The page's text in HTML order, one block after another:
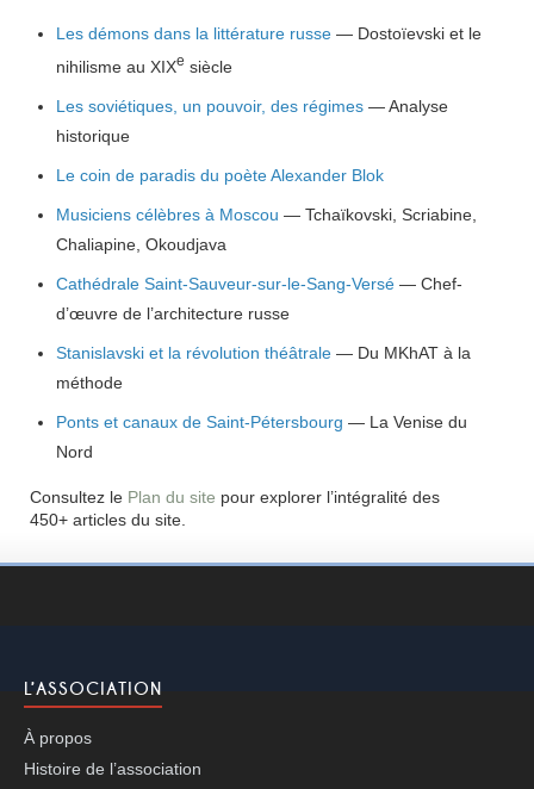
Les démons dans la littérature russe — Dostoïevski et le
nihilisme au XIXe siècle
Les soviétiques, un pouvoir, des régimes — Analyse
historique
Le coin de paradis du poète Alexander Blok
Musiciens célèbres à Moscou — Tchaïkovski, Scriabine,
Chaliapine, Okoudjava
Cathédrale Saint-Sauveur-sur-le-Sang-Versé — Chef-
d’œuvre de l’architecture russe
Stanislavski et la révolution théâtrale — Du MKhAT à la
méthode
Ponts et canaux de Saint-Pétersbourg — La Venise du
Nord
Consultez le Plan du site pour explorer l’intégralité des
450+ articles du site.
L’ASSOCIATION
À propos
Histoire de l’association